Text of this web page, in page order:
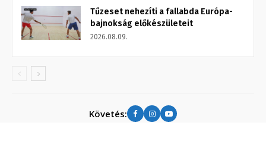
Tűzeset nehezíti a fallabda Európa-
bajnokság előkészületeit
2026.08.09.
Követés: